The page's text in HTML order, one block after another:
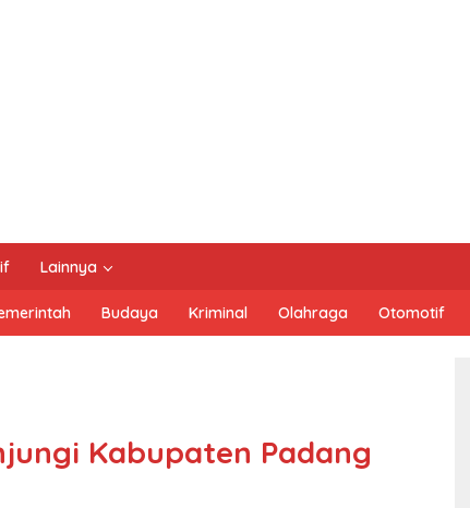
Lainnya
Budaya Kriminal Olahraga Otomotif
Kabupaten Padang